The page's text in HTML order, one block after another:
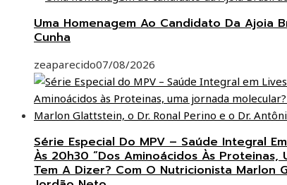
Uma Homenagem Ao Candidato Da Ajoia
Cunha
zeaparecido07/08/2026
Série Especial Do MPV – Saúde Integral
Às 20h30 “Dos Aminoácidos Às
Tem A Dizer? Com O Nutricionista Marlon